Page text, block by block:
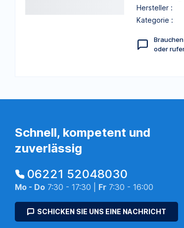
Hersteller :
Kategorie :
oder
Schnell, kompetent und
zuverlässig
06221 52048030
Mo - Do 7:30 - 17:30 | Fr 7:30 - 16:00
SCHICKEN SIE UNS EINE NACHRICHT